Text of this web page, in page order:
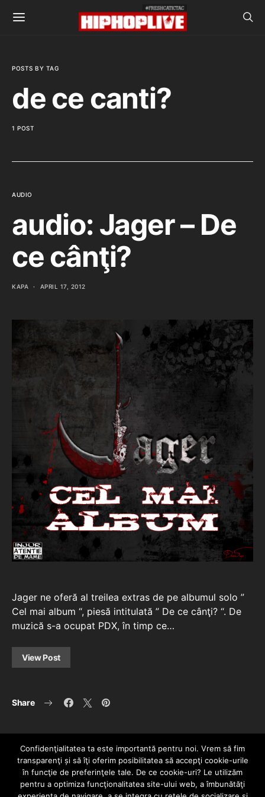
POSTS BY TAG
de ce canti?
1 POST
AUDIO
audio: Jager – De
ce cânţi?
KAPA APRIL 17, 2012
Jager ne oferă al treilea extras de pe albumul solo ”
Cel mai album “, piesă intitulată ” De ce cânţi? “. De
muzică s-a ocupat PDX, în timp ce…
View Post
Share
Confidenţialitatea ta este importantă pentru noi. Vrem să fim
transparenţi și să îţi oferim posibilitatea să accepţi cookie-urile
în funcţie de preferinţele tale. De ce cookie-uri? Le utilizăm
pentru a optimiza funcţionalitatea site-ului web, a îmbunătăţi